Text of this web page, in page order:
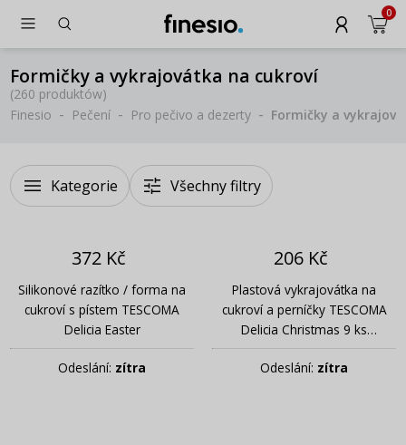
0
Formičky a vykrajovátka na cukroví
(260 produktów)
Finesio
Pečení Pro pečivo a dezerty Formičky a
Kategorie Všechny filtry
372 Kč
Silikonové razítko / forma na
cukroví s pístem TESCOMA
Delicia Easter
Odeslání: zítra
206 Kč
Plastová vykrajovátka na
cukroví a perníčky TESCOMA
Delicia Christmas 9 ks
vícebarevná
Odeslání: zítra